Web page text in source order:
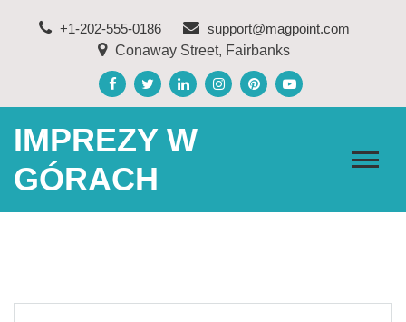
+1-202-555-0186
support@magpoint.com
Conaway Street, Fairbanks
IMPREZY W
GÓRACH